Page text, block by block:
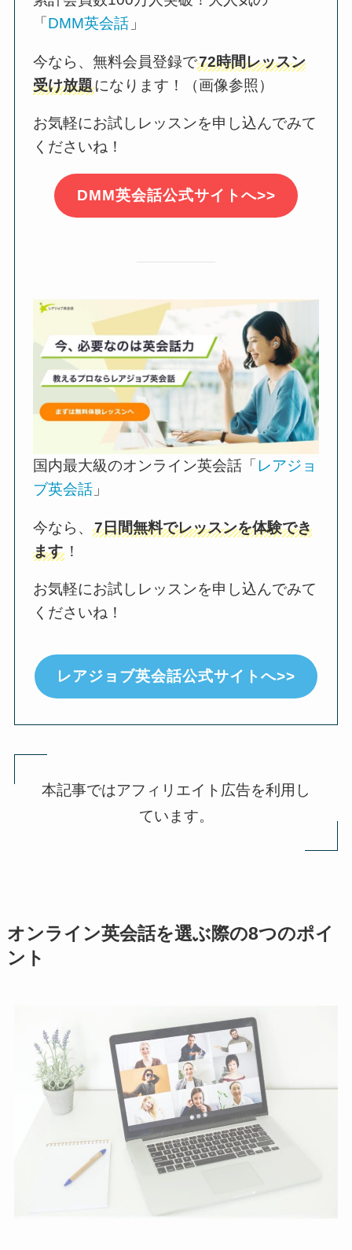
「DMM英会話 」
今なら、無料会員登録で72時間レッスン
受け放題になります！（画像参照）
お気軽にお試しレッスンを申し込んでみて
くださいね！
DMM英会話公式サイトへ>>
国内最大級のオンライン英会話「 レアジョ
ブ英会話 」
今なら、7日間無料でレッスンを体験でき
ます ！
お気軽にお試しレッスンを申し込んでみて
くださいね！
レアジョブ英会話公式サイトへ>>
本記事ではアフィリエイト広告を利用し
ています。
オンライン英会話を選ぶ際の8つのポイ
ント